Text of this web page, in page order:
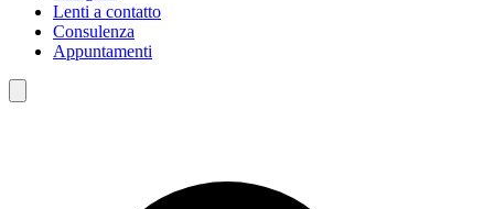
Lenti a contatto
Consulenza
Appuntamenti